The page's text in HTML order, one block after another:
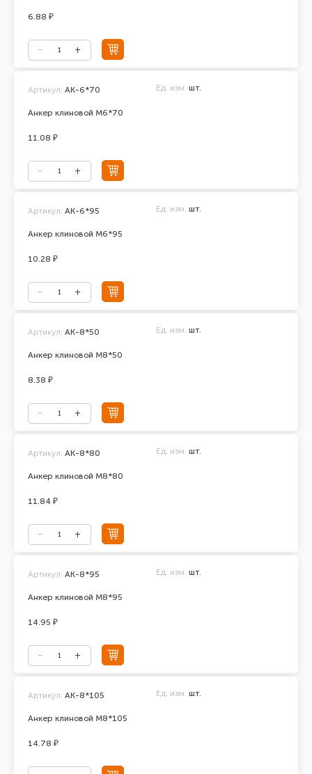
6.88 ₽
Анкер клиновой М6*70
Артикул: АК-6*70 Ед. изм. шт.
11.08 ₽
Анкер клиновой М6*95
Артикул: АК-6*95 Ед. изм. шт.
10.28 ₽
Анкер клиновой М8*50
Артикул: АК-8*50 Ед. изм. шт.
8.38 ₽
Анкер клиновой М8*80
Артикул: АК-8*80 Ед. изм. шт.
11.84 ₽
Анкер клиновой М8*95
Артикул: АК-8*95 Ед. изм. шт.
14.95 ₽
Анкер клиновой М8*105
Артикул: АК-8*105 Ед. изм. шт.
14.78 ₽